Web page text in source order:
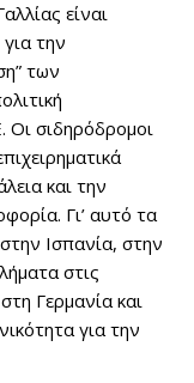
είναι
την
των
Οι σιδηρόδρομοι
και την
Γι’ αυτό τα
Ισπανία, στην
στις
Γερμανία και
για την